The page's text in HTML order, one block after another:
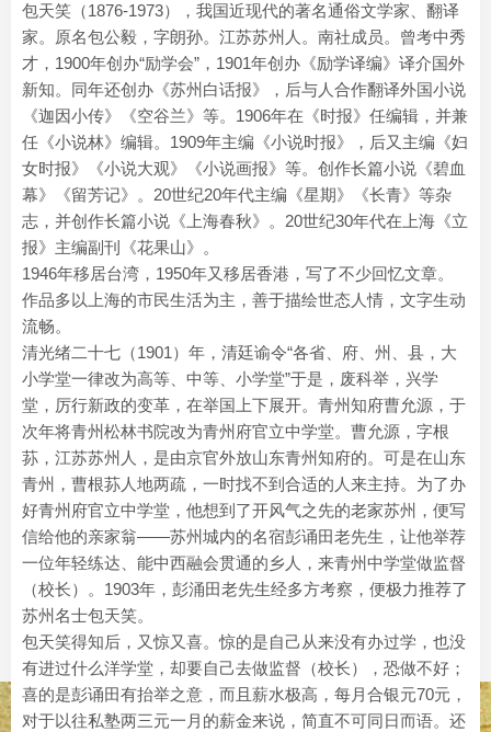
包天笑（1876-1973），我国近现代的著名通俗文学家、翻译
家。原名包公毅，字朗孙。江苏苏州人。南社成员。曾考中秀
才，1900年创办“励学会”，1901年创办《励学译编》译介国外
新知。同年还创办《苏州白话报》，后与人合作翻译外国小说
《迦因小传》《空谷兰》等。1906年在《时报》任编辑，并兼
任《小说林》编辑。1909年主编《小说时报》，后又主编《妇
女时报》《小说大观》《小说画报》等。创作长篇小说《碧血
幕》《留芳记》。20世纪20年代主编《星期》《长青》等杂
志，并创作长篇小说《上海春秋》。20世纪30年代在上海《立
报》主编副刊《花果山》。
1946年移居台湾，1950年又移居香港，写了不少回忆文章。
作品多以上海的市民生活为主，善于描绘世态人情，文字生动
流畅。
清光绪二十七（1901）年，清廷谕令“各省、府、州、县，大
小学堂一律改为高等、中等、小学堂”于是，废科举，兴学
堂，厉行新政的变革，在举国上下展开。青州知府曹允源，于
次年将青州松林书院改为青州府官立中学堂。曹允源，字根
荪，江苏苏州人，是由京官外放山东青州知府的。可是在山东
青州，曹根荪人地两疏，一时找不到合适的人来主持。为了办
好青州府官立中学堂，他想到了开风气之先的老家苏州，便写
信给他的亲家翁——苏州城内的名宿彭诵田老先生，让他举荐
一位年轻练达、能中西融会贯通的乡人，来青州中学堂做监督
（校长）。1903年，彭涌田老先生经多方考察，便极力推荐了
苏州名士包天笑。
包天笑得知后，又惊又喜。惊的是自己从来没有办过学，也没
有进过什么洋学堂，却要自己去做监督（校长），恐做不好；
喜的是彭诵田有抬举之意，而且薪水极高，每月合银元70元，
对于以往私塾两三元一月的薪金来说，简直不可同日而语。还